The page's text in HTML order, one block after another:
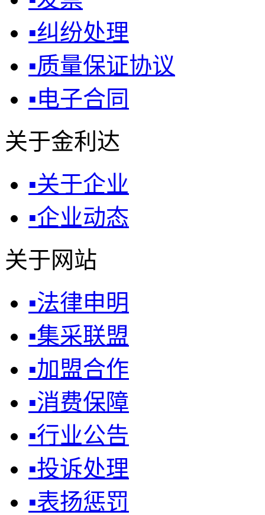
▪纠纷处理
▪质量保证协议
▪电子合同
关于金利达
▪关于企业
▪企业动态
关于网站
▪法律申明
▪集采联盟
▪加盟合作
▪消费保障
▪行业公告
▪投诉处理
▪表扬惩罚